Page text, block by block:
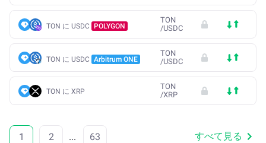
TON に USDC POLYGON
TON
/USDC
TON に USDC Arbitrum ONE
TON
/USDC
TON に XRP
TON
/XRP
1 2 ... 63 すべて見る